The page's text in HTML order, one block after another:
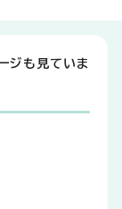
ジも見ていま